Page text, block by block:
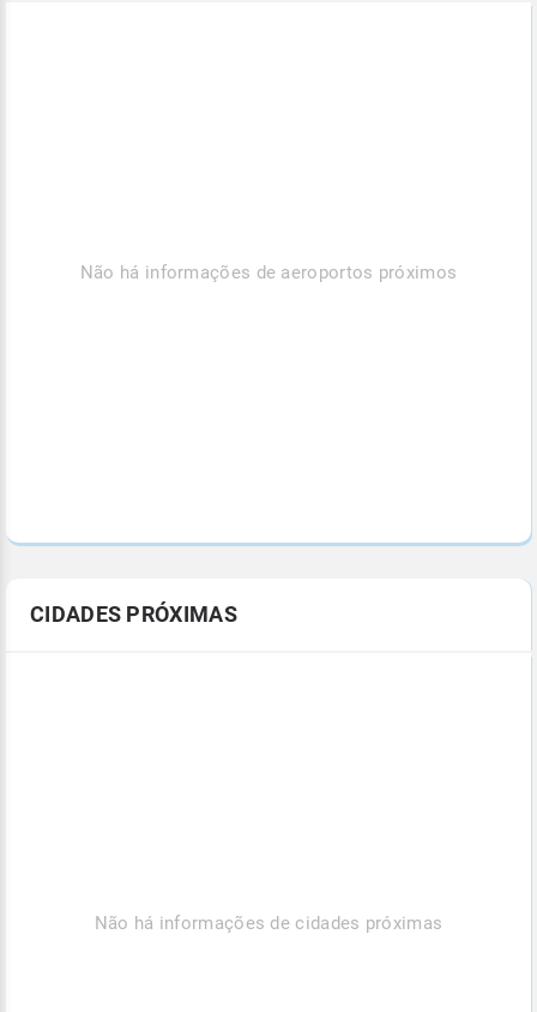
Não há informações de aeroportos próximos
CIDADES PRÓXIMAS
Não há informações de cidades próximas